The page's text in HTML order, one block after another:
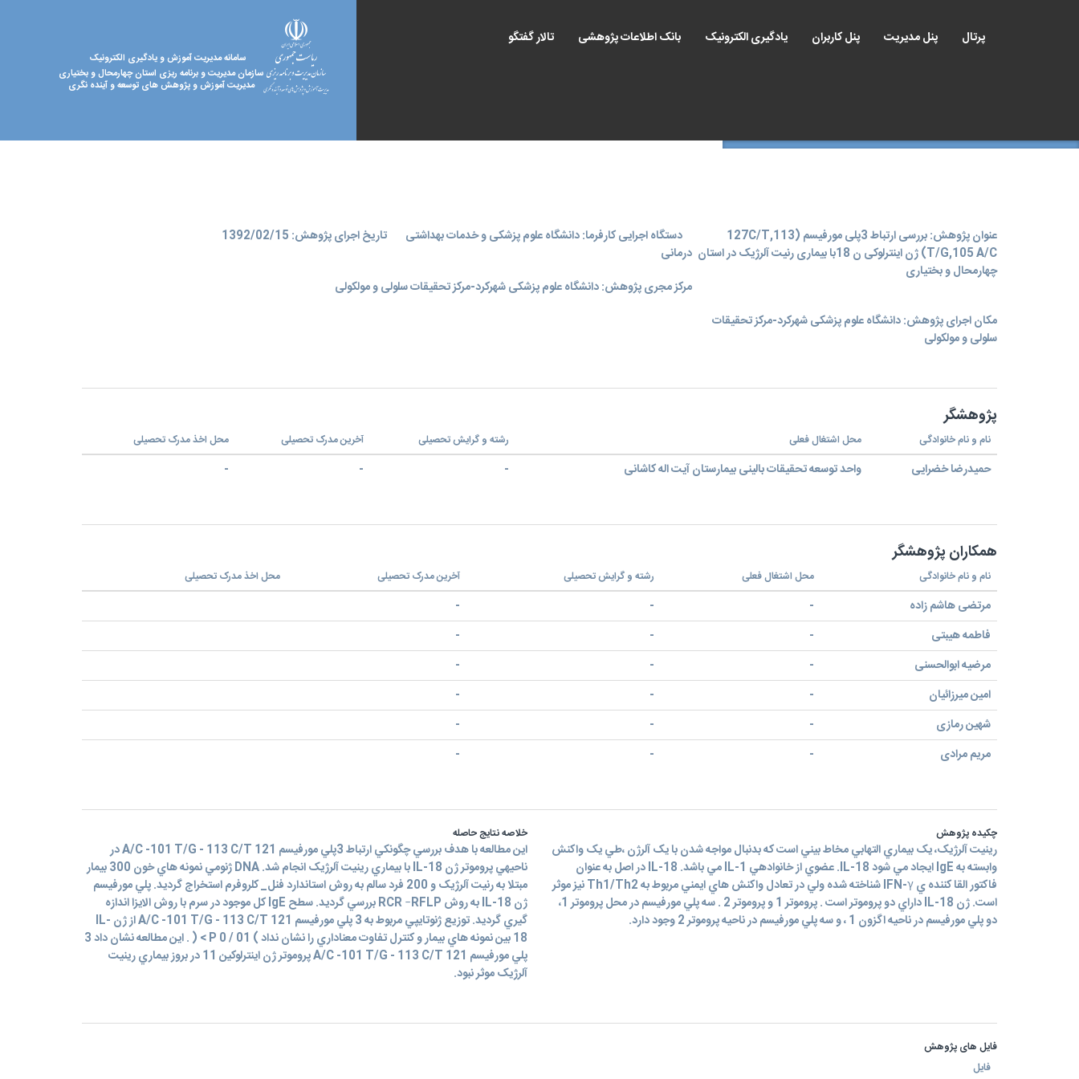
سامانه مدیریت آموزش و یادگیری الکترونیک
سازمان مدیریت و برنامه ریزی استان چهارمحال و بختیاری
مدیریت آموزش و پژوهش های توسعه و آینده نگری
پرتال پنل مدیریت پنل کاربران یادگیری الکترونیک بانک اطلاعات پژوهشی تالار گفتگو
عنوان پژوهش: بررسی ارتباط 3پلی مورفیسم (127C/T,113
T/G,105 A/C) ژن اینترلوکی ن 18با بیماری رنیت آلرژیک در استان
چهارمحال و بختیاری
دستگاه اجرایی کارفرما: دانشگاه علوم پزشکی و خدمات بهداشتی
درمانی
تاریخ اجرای پژوهش: 1392/02/15
مرکز مجری پژوهش: دانشگاه علوم پزشکی شهرکرد-مرکز تحقیقات سلولی و مولکولی
مکان اجرای پژوهش: دانشگاه علوم پزشکی شهرکرد-مرکز تحقیقات
سلولی و مولکولی
پژوهشگر
نام و نام خانوادگی محل اشتغال فعلی رشته و گرایش تحصیلی آخرین مدرک تحصیلی محل اخذ مدرک تحصیلی
حمیدرضا خضرایی واحد توسعه تحقیقات بالینی بیمارستان آیت اله کاشانی -
-
-
همکاران پژوهشگر
نام و نام خانوادگی محل اشتغال فعلی رشته و گرایش تحصیلی آخرین مدرک تحصیلی محل اخذ مدرک تحصیلی
مرتضی هاشم زاده -
-
-
فاطمه هیبتی
-
-
-
مرضیه ابوالحسنی
-
-
-
امین میرزائیان
-
-
-
شهین رمازی
-
-
-
مریم مرادی
-
-
-
چکیده پژوهش
رينيت آلرژيک، يک بيماري التهابي مخاط بيني است كه بدنبال مواجه شدن با يک آلرژن ،طي يک واكنش
وابسته به IgE ايجاد مي شود IL-18. عضوي از خانوادهي IL-1 مي باشد. IL-18 در اصل به عنوان
فاكتور القا كننده ي IFN-γ شناخته شده ولي در تعادل واكنش هاي ايمني مربوط به Th1/Th2 نيز موثر
است. ژن IL-18 داراي دو پروموتر است . پروموتر 1 و پروموتر 2 . سه پلي مورفيسم در محل پروموتر 1،
دو پلي مورفيسم در ناحيه اگزون 1 ، و سه پلي مورفيسم در ناحيه پروموتر 2 وجود دارد.
خلاصه نتایج حاصله
اين مطالعه با هدف بررسي چگونكي ارتباط 3پلي مورفيسم A/C -101 T/G - 113 C/T 121 در
ناحيهي پروموتر ژن IL-18 با بيماري رينيت آلرژيک انجام شد. DNA ژنومي نمونه هاي خون 300 بيمار
مبتلا به رنيت آلرژيک و 200 فرد سالم به روش استاندارد فنل_ كلروفرم استخراج گرديد. پلي مورفيسم
ژن IL-18 به روش RCR –RFLP بررسي گرديد. سطح IgE كل موجود در سرم با روش الايزا اندازه
گيري گرديد. توزيع ژنوتايپي مربوط به 3 پلي مورفيسم A/C -101 T/G - 113 C/T 121 از ژن IL-
18 بين نمونه هاي بيمار و كنترل تفاوت معناداري را نشان نداد ) 01 / 0 P > ( . اين مطالعه نشان داد 3
پلي مورفيسم A/C -101 T/G - 113 C/T 121 پروموتر ژن اينترلوكين 11 در بروز بيماري رينيت
آلرژيک موثر نبود.
فایل های پژوهش
فایل